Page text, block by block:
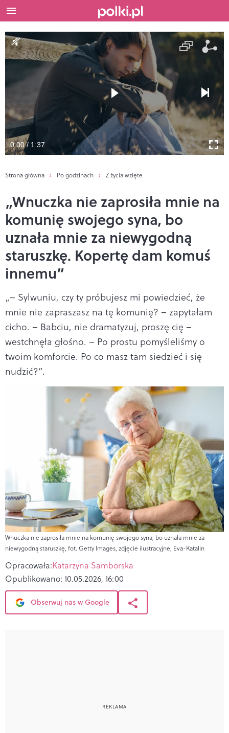
0:00 / 1:37
Strona główna Po godzinach Z życia wzięte
„Wnuczka nie zaprosiła mnie na
komunię swojego syna, bo
uznała mnie za niewygodną
staruszkę. Kopertę dam komuś
innemu”
„– Sylwuniu, czy ty próbujesz mi powiedzieć, że
mnie nie zapraszasz na tę komunię? – zapytałam
cicho. – Babciu, nie dramatyzuj, proszę cię –
westchnęła głośno. – Po prostu pomyśleliśmy o
twoim komforcie. Po co masz tam siedzieć i się
nudzić?”.
Wnuczka nie zaprosiła mnie na komunię swojego syna, bo uznała mnie za
niewygodną staruszkę, fot. Getty Images, zdjęcie ilustracyjne, Eva-Katalin
Opracowała:Katarzyna Samborska
Opublikowano: 10.05.2026, 16:00
Obserwuj nas w Google